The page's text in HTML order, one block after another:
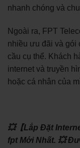
nhanh chóng và
Ngoài ra, FPT
nhiều ưu đãi và gói
cầu cụ thể. Khách
internet và truyền
hoặc cá nhân của
💥【Lắp Đặt
fpt Mới Nhất. 💥